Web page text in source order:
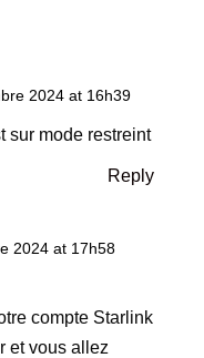
2024 at 16h39
sur mode restreint
Reply
2024 at 17h58
compte Starlink
et vous allez